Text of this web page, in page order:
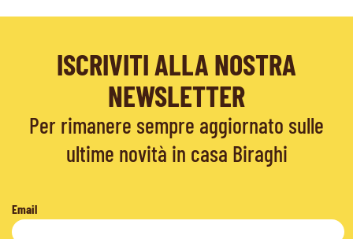
ISCRIVITI ALLA NOSTRA
NEWSLETTER
Per rimanere sempre aggiornato sulle
ultime novità in casa Biraghi
Email